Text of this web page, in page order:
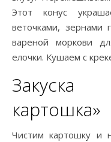
Этот конус
веточками, зернами
вареной моркови
елочки. Кушаем с
картошка»
Чистим картошку и